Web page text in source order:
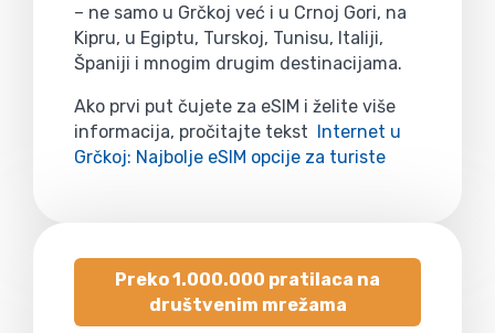
– ne samo u Grčkoj već i u Crnoj Gori, na
Kipru, u Egiptu, Turskoj, Tunisu, Italiji,
Španiji i mnogim drugim destinacijama.
Ako prvi put čujete za eSIM i želite više
informacija, pročitajte tekst Internet u
Grčkoj: Najbolje eSIM opcije za turiste
Preko 1.000.000 pratilaca na
društvenim mrežama